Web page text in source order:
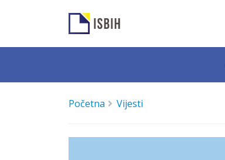
Početna Vijesti